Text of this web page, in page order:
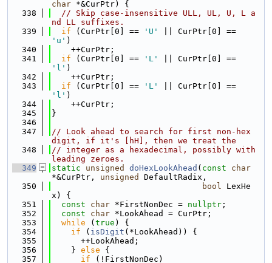
char *&CurPtr) {
  338
// Skip case-insensitive ULL, UL, U, L a
nd LL suffixes.
  339
if (CurPtr[0] == 'U'
'u' )
  340
    ++CurPtr;
  341
if (CurPtr[0] == 'L'
'l' )
  342
    ++CurPtr;
  343
if (CurPtr[0] == 'L'
'l' )
  344
    ++CurPtr;
  345
}
  346
  347
// Look ahead to search for first non-hex
digit, if it's [hH], then we treat the
  348
// integer as a hexadecimal, possibly with
leading zeroes.
  349
static unsigned doHexLookAhead ( const
char
*&CurPtr, unsigned
DefaultRadix,
  350
bool LexHe
x) {
  351
const char *FirstNonDec = nullptr ;
  352
const char *LookAhead = CurPtr;
  353
while ( true ) {
  354
if ( isDigit (*LookAhead)) {
  355
      ++LookAhead;
  356
    }
else {
  357
if (!FirstNonDec)